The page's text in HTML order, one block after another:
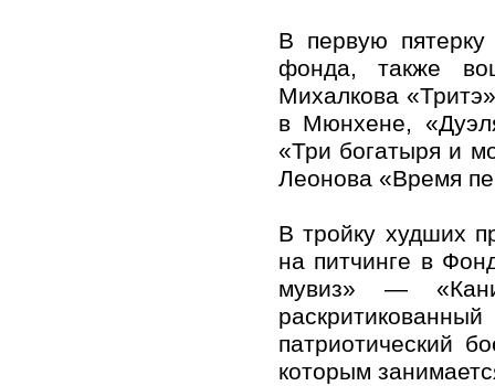
В первую пятерку
фонда, также
Михалкова
в Мюнхене,
«Три богатыря и
Леонова «Время
В тройку худших
на питчинге в
мувиз» —
патриотический
которым